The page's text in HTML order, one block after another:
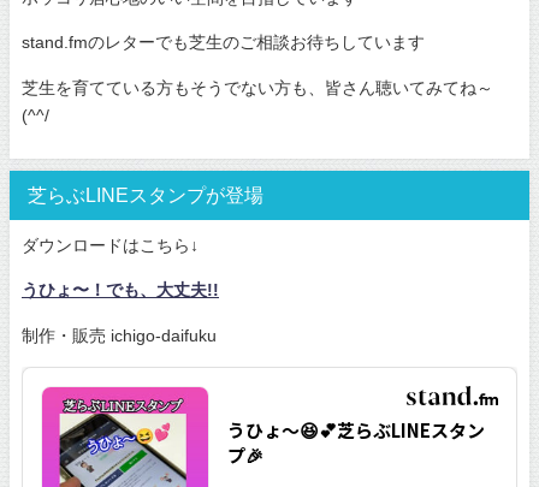
stand.fmのレターでも芝生のご相談お待ちしています
芝生を育てている方もそうでない方も、皆さん聴いてみてね～
(^^/
芝らぶLINEスタンプが登場
ダウンロードはこちら↓
うひょ〜！でも、大丈夫!!
制作・販売 ichigo-daifuku